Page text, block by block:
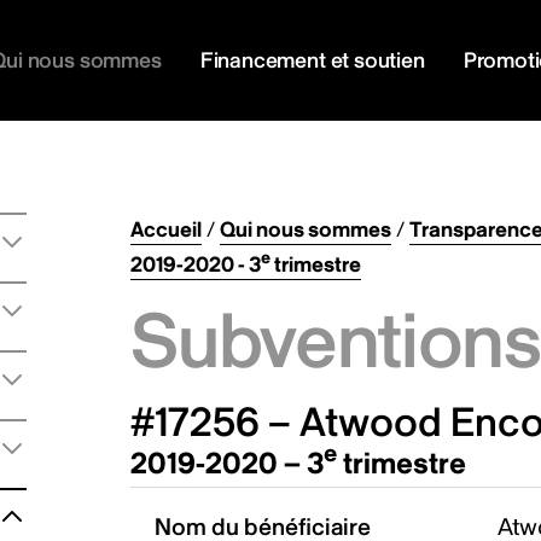
nous sommes Financement et soutien
Accueil/Qui nous sommes/
2019-2020 - 3etrimestre
#17256 – Atwood
2019-2020 – 3e trimestre
Nom du bénéficiaire